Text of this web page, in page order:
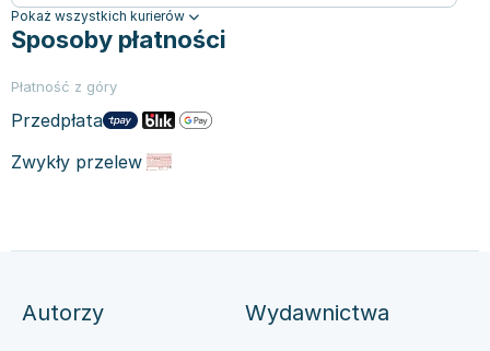
Pokaż wszystkich kurierów
Sposoby płatności
Płatność z góry
Przedpłata
Zwykły przelew
Autorzy Wydawnictwa